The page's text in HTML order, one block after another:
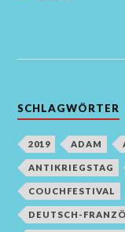
SCHLAGWÖRTER
2019 ADAM
ANTIKRIEGSTAG
COUCHFESTIVAL
DEUTSCH-